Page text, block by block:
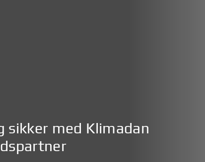
sikker med Klimadan